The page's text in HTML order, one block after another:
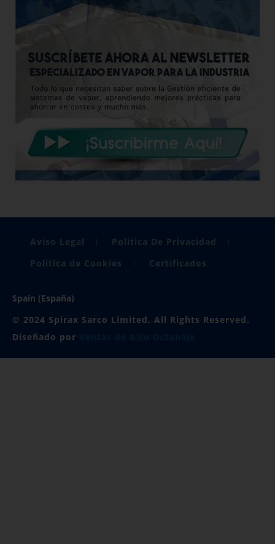
Aviso Legal
Politica De Privacidad
Política de Cookies
Certificados
Spain (España)
© 2024 Spirax Sarco Limited. All Rights Reserved.
Diseñado por